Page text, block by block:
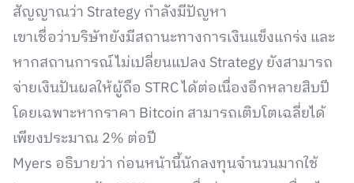
สัญญาณว่า Strategy กำลังมีปัญหา
เขาเชื่อว่าบริษัทยังมีสถานะทางการเงินแข็งแกร่ง และ
หากสถานการณ์ไม่เปลี่ยนแปลง Strategy ยังสามารถ
จ่ายเงินปันผลให้ผู้ถือ STRC ได้ต่อเนื่องอีกหลายสิบปี
โดยเฉพาะหากราคา Bitcoin สามารถเติบโตเฉลี่ยได้
เพียงประมาณ 2% ต่อปี
Myers อธิบายว่า ก่อนหน้านี้นักลงทุนจำนวนมากใช้